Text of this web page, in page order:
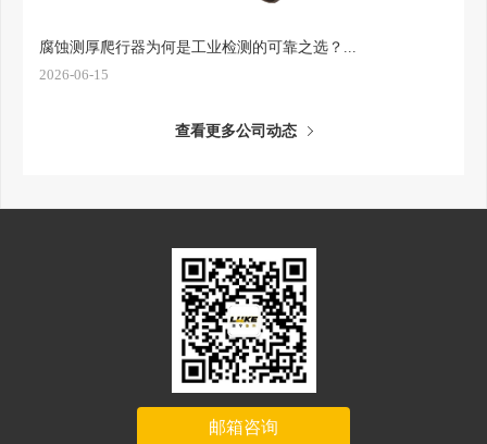
腐蚀测厚爬行器为何是工业检测的可靠之选？...
2026-06-15
查看更多公司动态
邮箱咨询